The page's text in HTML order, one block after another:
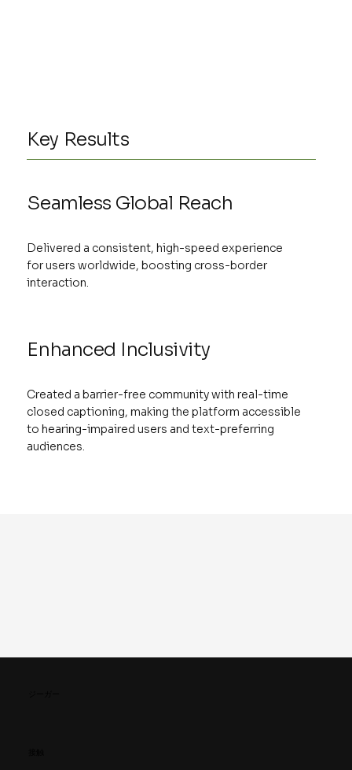
Key Results
Delivered a consistent, high-speed experience
for users worldwide, boosting cross-border
interaction.
Seamless Global Reach
Created a barrier-free community with real-time
closed captioning, making the platform accessible
to hearing-impaired users and text-preferring
audiences.
Enhanced Inclusivity